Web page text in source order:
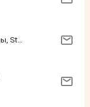
Галина(Художественные материалы, Step by Step)